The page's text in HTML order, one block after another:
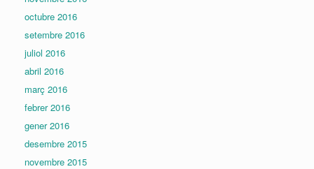
octubre 2016
setembre 2016
juliol 2016
abril 2016
març 2016
febrer 2016
gener 2016
desembre 2015
novembre 2015